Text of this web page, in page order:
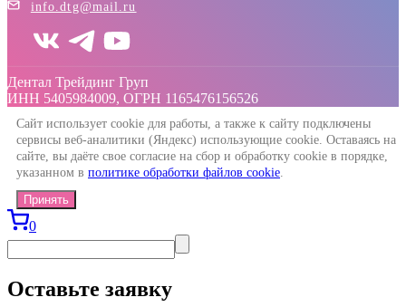
info.dtg@mail.ru
Дентал Трейдинг Груп
ИНН 5405984009, ОГРН 1165476156526
Сайт использует cookie для работы, а также к сайту подключены
сервисы веб-аналитики (Яндекс) использующие cookie. Оставаясь на
сайте, вы даёте свое согласие на сбор и обработку cookie в порядке,
указанном в политике обработки файлов cookie.
Принять
0
Оставьте заявку